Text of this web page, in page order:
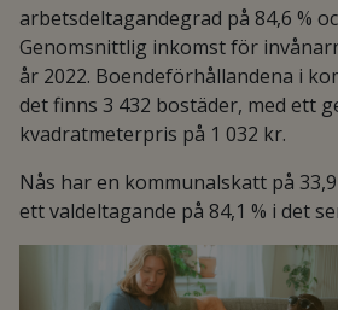
arbetsdeltagandegrad på 84,6 %
Genomsnittlig inkomst för
år 2022. Boendeförhållandena i
det finns 3 432 bostäder, med ett
kvadratmeterpris på 1 032 kr.
Nås har en kommunalskatt på
ett valdeltagande på 84,1 % i det